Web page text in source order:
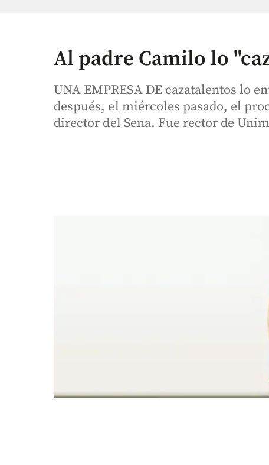
Al padre Camilo lo
UNA EMPRESA DE cazatalentos lo
después, el miércoles pasado, el
director del Sena. Fue rector de